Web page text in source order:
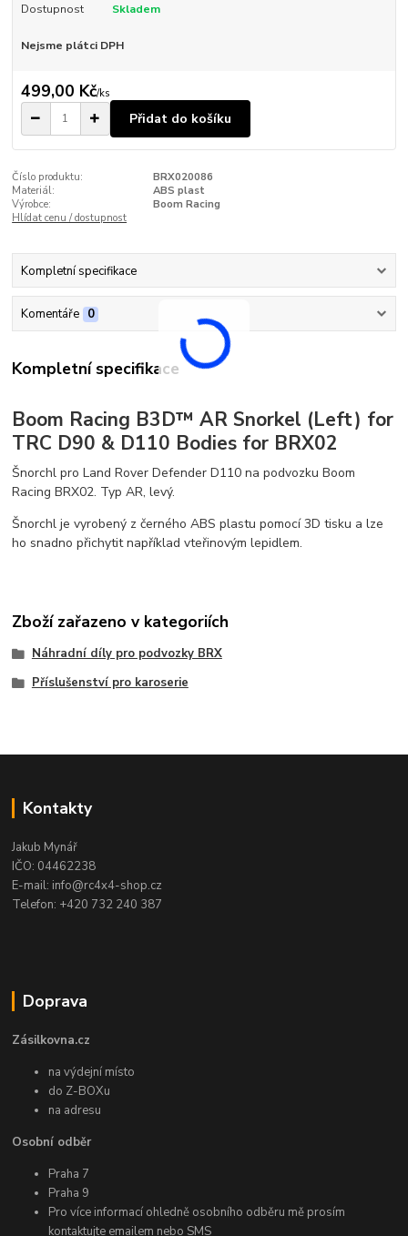
Dostupnost Skladem
Nejsme plátci DPH
499,00 Kč/ks
Přidat do košíku
Číslo produktu:
BRX020086
Materiál:
ABS plast
Výrobce:
Boom Racing
Hlídat cenu / dostupnost
Kompletní specifikace
Komentáře 0
Kompletní specifikace
Boom Racing B3D™ AR Snorkel (Left) for
TRC D90 & D110 Bodies for BRX02
Šnorchl pro Land Rover Defender D110 na podvozku Boom
Racing BRX02. Typ AR, levý.
Šnorchl je vyrobený z černého ABS plastu pomocí 3D tisku a lze
ho snadno přichytit například vteřinovým lepidlem.
Zboží zařazeno v kategoriích
Náhradní díly pro podvozky BRX
Příslušenství pro karoserie
Kontakty
Jakub Mynář
IČO: 04462238
E-mail: info@rc4x4-shop.cz
Telefon: +420 732 240 387
Doprava
Zásilkovna.cz
na výdejní místo
do Z-BOXu
na adresu
Osobní odběr
Praha 7
Praha 9
Pro více informací ohledně osobního odběru mě prosím
kontaktujte emailem nebo SMS